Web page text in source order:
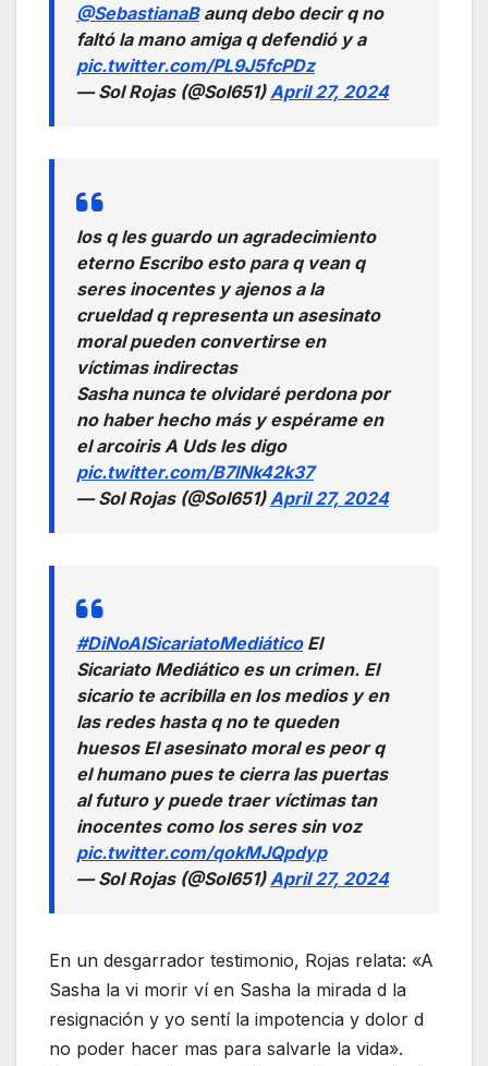
@SebastianaBaunq debo decir q no
faltó la mano amiga q defendió y a
pic.twitter.com/PL9J5fcPDz
— Sol Rojas (@Sol651)April 27, 2024
los q les guardo un agradecimiento
eterno Escribo esto para q vean q
seres inocentes y ajenos a la
crueldad q representa un asesinato
moral pueden convertirse en
víctimas indirectas
Sasha nunca te olvidaré perdona por
no haber hecho más y espérame en
el arcoiris A Uds les digo
pic.twitter.com/B7lNk42k37
— Sol Rojas (@Sol651)April 27, 2024
#DiNoAlSicariatoMediáticoEl
Sicariato Mediático es un crimen. El
sicario te acribilla en los medios y en
las redes hasta q no te queden
huesos El asesinato moral es peor q
el humano pues te cierra las puertas
al futuro y puede traer víctimas tan
inocentes como los seres sin voz
pic.twitter.com/qokMJQpdyp
— Sol Rojas (@Sol651)April 27, 2024
En un desgarrador testimonio, Rojas relata: «A
Sasha la vi morir ví en Sasha la mirada d la
resignación y yo sentí la impotencia y dolor d
no poder hacer mas para salvarle la vida».